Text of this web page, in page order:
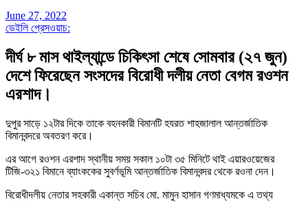
June 27, 2022
ডেইলি প্রেসওয়াচ:
দীর্ঘ ৮ মাস থাইল্যান্ডে চিকিৎসা শেষে সোমবার (২৭ জুন)
দেশে ফিরেছেন সংসদের বিরোধী দলীয় নেতা বেগম রওশন
এরশাদ।
দুপুর সাড়ে ১২টার দিকে তাকে বহনকারী বিমানটি হযরত শাহজালাল আন্তর্জাতিক
বিমানবন্দরে অবতরণ করে।
এর আগে রওশন এরশাদ স্থানীয় সময় সকাল ১০টা ৩৫ মিনিটে থাই এয়ারওয়েজের
টিজি-৩২১ বিমানে ব্যাংককের সুবর্ণভূমি আন্তর্জাতিক বিমানবন্দর থেকে রওনা দেন।
বিরোধীদলীয় নেতার সহকারী একান্ত সচিব মো. মামুন হাসান গণমাধ্যমকে এ তথ্য